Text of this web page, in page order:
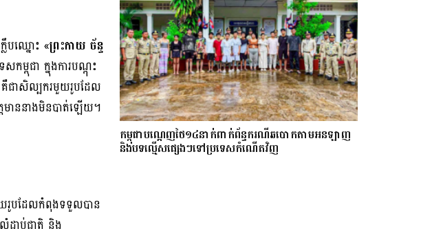
លឹបឈ្នោះ «ព្រះកាយ ច័ន្ទ
ម្ពុជា ក្នុងការបណ្ដុះ
គឺជាសិល្បករមួយរូបដែល
មាននាងមិនបាត់ឡើយ។
បដែលកំពុងទទួលបាន
កម្ពុជាបណ្ដេញថៃ១៤នាក់ពាក់ព័ន្ធករណីឆបោកតាមអនឡាញ
និងបទល្មើសផ្សេងៗទៅប្រទេសកំណើតវិញ